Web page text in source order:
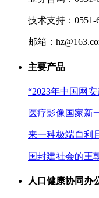
技术支持：0551-
邮箱：
主要产品
“2023年中国网
医疗影像国家新
来一种极端自利
国封建社会的王
人口健康协同办